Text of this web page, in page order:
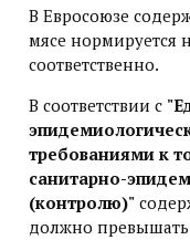
В Евросоюзе
мясе нормируется
соответственно.
В соответствии с
требованиями к
санитарно-
(контролю)"
должно превышать